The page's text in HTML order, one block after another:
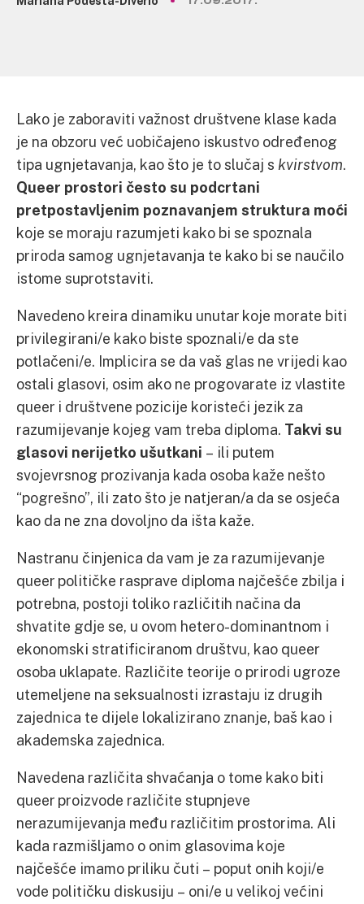
Lako je zaboraviti važnost društvene klase kada
je na obzoru već uobičajeno iskustvo određenog
tipa ugnjetavanja, kao što je to slučaj s kvirstvom.
Queer prostori često su podcrtani
pretpostavljenim poznavanjem struktura moći
koje se moraju razumjeti kako bi se spoznala
priroda samog ugnjetavanja te kako bi se naučilo
istome suprotstaviti.
Navedeno kreira dinamiku unutar koje morate biti
privilegirani/e kako biste spoznali/e da ste
potlačeni/e. Implicira se da vaš glas ne vrijedi kao
ostali glasovi, osim ako ne progovarate iz vlastite
queer i društvene pozicije koristeći jezik za
razumijevanje kojeg vam treba diploma. Takvi su
glasovi nerijetko ušutkani – ili putem
svojevrsnog prozivanja kada osoba kaže nešto
“pogrešno”, ili zato što je natjeran/a da se osjeća
kao da ne zna dovoljno da išta kaže.
Nastranu činjenica da vam je za razumijevanje
queer političke rasprave diploma najčešće zbilja i
potrebna, postoji toliko različitih načina da
shvatite gdje se, u ovom hetero-dominantnom i
ekonomski stratificiranom društvu, kao queer
osoba uklapate. Različite teorije o prirodi ugroze
utemeljene na seksualnosti izrastaju iz drugih
zajednica te dijele lokalizirano znanje, baš kao i
akademska zajednica.
Navedena različita shvaćanja o tome kako biti
queer proizvode različite stupnjeve
nerazumijevanja među različitim prostorima. Ali
kada razmišljamo o onim glasovima koje
najčešće imamo priliku čuti – poput onih koji/e
vode političku diskusiju – oni/e u velikoj većini